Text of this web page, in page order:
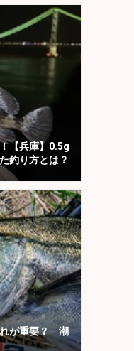
【兵庫】0.5g
釣り方とは？
れが重要？ 潮